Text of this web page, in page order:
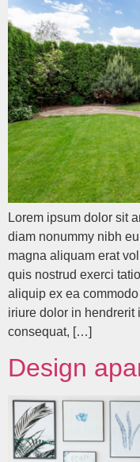
Lorem ipsum dolor sit
diam nonummy nibh
magna aliquam erat
quis nostrud exerci
aliquip ex ea
iriure dolor in hendrerit
consequat, […]
Design